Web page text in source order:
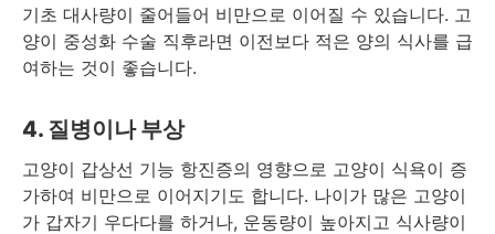
기초 대사량이 줄어들어 비만으로 이어질 수 있습니다. 고
양이 중성화 수술 직후라면 이전보다 적은 양의 식사를 급
여하는 것이 좋습니다.
4. 질병이나 부상
고양이 갑상선 기능 항진증의 영향으로 고양이 식욕이 증
가하여 비만으로 이어지기도 합니다. 나이가 많은 고양이
가 갑자기 우다다를 하거나, 운동량이 높아지고 식사량이